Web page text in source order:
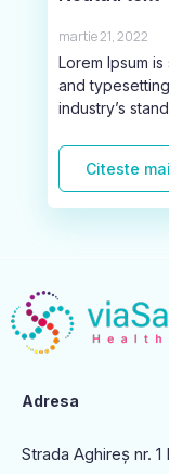
martie 21, 2022
Lorem Ipsum
and
industry’s
Citeste
Adresa
Strada Aghireș nr. 1